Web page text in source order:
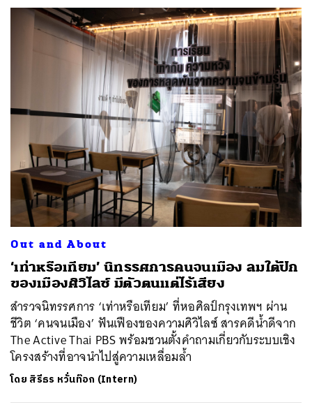
Out and About
‘เท่าหรือเทียม’ นิทรรศการคนจนเมือง ลมใต้ปีก
ของเมืองศิวิไลซ์ มีตัวตนแต่ไร้เสียง
สำรวจนิทรรศการ ‘เท่าหรือเทียม’ ที่หอศิลป์กรุงเทพฯ ผ่าน
ชีวิต ‘คนจนเมือง’ ฟันเฟืองของความศิวิไลซ์ สารคดีน้ำดีจาก
The Active Thai PBS พร้อมชวนตั้งคำถามเกี่ยวกับระบบเชิง
โครงสร้างที่อาจนำไปสู่ความเหลื่อมล้ำ
โดย สิรีธร หวั่นท๊อก (Intern)